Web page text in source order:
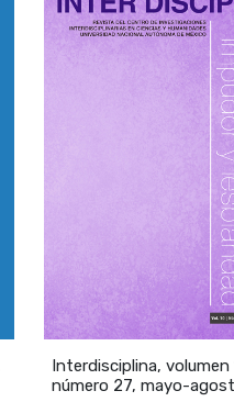
Interdisciplina, volumen
número 27, mayo-